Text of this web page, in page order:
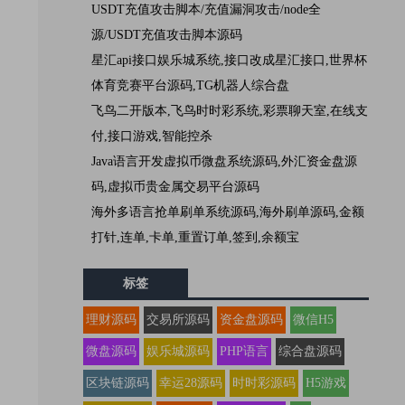
USDT充值攻击脚本/充值漏洞攻击/node全
源/USDT充值攻击脚本源码
星汇api接口娱乐城系统,接口改成星汇接口,世界杯
体育竞赛平台源码,TG机器人综合盘
飞鸟二开版本,飞鸟时时彩系统,彩票聊天室,在线支
付,接口游戏,智能控杀
Java语言开发虚拟币微盘系统源码,外汇资金盘源
码,虚拟币贵金属交易平台源码
海外多语言抢单刷单系统源码,海外刷单源码,金额
打针,连单,卡单,重置订单,签到,余额宝
标签
理财源码 交易所源码 资金盘源码 微信H5
微盘源码 娱乐城源码 PHP语言 综合盘源码
区块链源码 幸运28源码 时时彩源码 H5游戏